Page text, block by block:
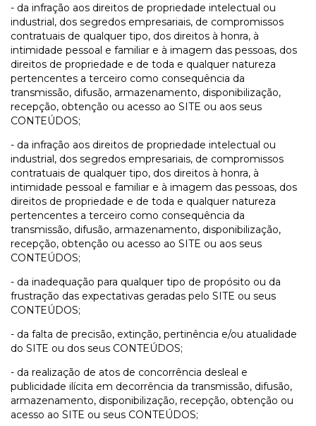
- da infração aos direitos de propriedade intelectual ou
industrial, dos segredos empresariais, de compromissos
contratuais de qualquer tipo, dos direitos à honra, à
intimidade pessoal e familiar e à imagem das pessoas, dos
direitos de propriedade e de toda e qualquer natureza
pertencentes a terceiro como consequência da
transmissão, difusão, armazenamento, disponibilização,
recepção, obtenção ou acesso ao SITE ou aos seus
CONTEÚDOS;
- da infração aos direitos de propriedade intelectual ou
industrial, dos segredos empresariais, de compromissos
contratuais de qualquer tipo, dos direitos à honra, à
intimidade pessoal e familiar e à imagem das pessoas, dos
direitos de propriedade e de toda e qualquer natureza
pertencentes a terceiro como consequência da
transmissão, difusão, armazenamento, disponibilização,
recepção, obtenção ou acesso ao SITE ou aos seus
CONTEÚDOS;
- da inadequação para qualquer tipo de propósito ou da
frustração das expectativas geradas pelo SITE ou seus
CONTEÚDOS;
- da falta de precisão, extinção, pertinência e/ou atualidade
do SITE ou dos seus CONTEÚDOS;
- da realização de atos de concorrência desleal e
publicidade ilícita em decorrência da transmissão, difusão,
armazenamento, disponibilização, recepção, obtenção ou
acesso ao SITE ou seus CONTEÚDOS;